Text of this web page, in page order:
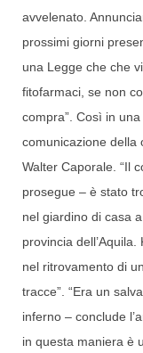
avvelenato.
prossimi giorni
una Legge che che
fitofarmaci, se non
compra”. Così in
comunicazione della
Walter Caporale. “Il
prosegue – è stato
nel giardino di casa
provincia
nel ritrovamento di
tracce”. “Era un
inferno – conclude
in questa maniera è